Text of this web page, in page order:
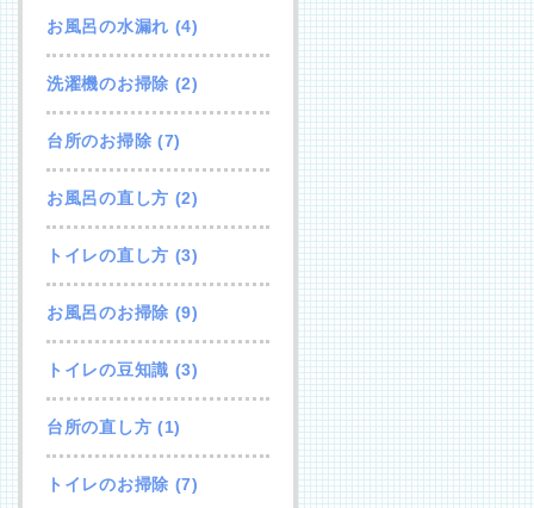
お風呂の水漏れ (4)
洗濯機のお掃除 (2)
台所のお掃除 (7)
お風呂の直し方 (2)
トイレの直し方 (3)
お風呂のお掃除 (9)
トイレの豆知識 (3)
台所の直し方 (1)
トイレのお掃除 (7)